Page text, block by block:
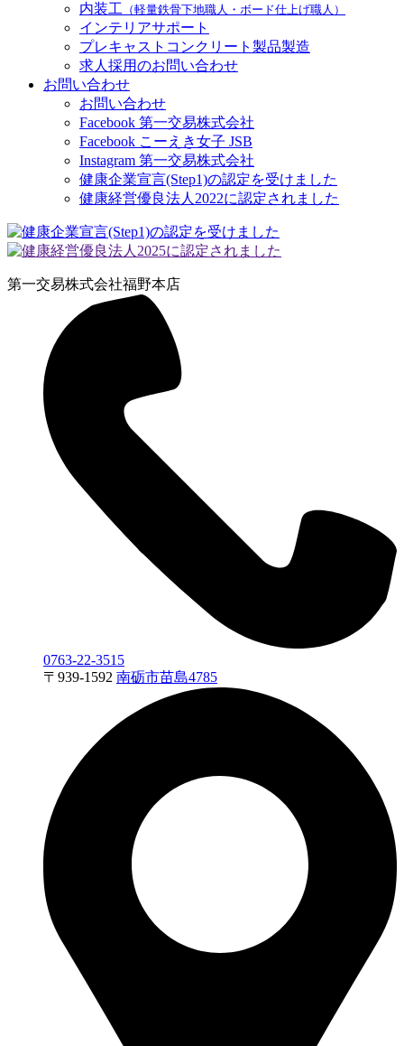
内装工 （軽量鉄骨下地職人・ボード仕上げ職人）
インテリアサポート
プレキャストコンクリート製品製造
求人採用のお問い合わせ
お問い合わせ
お問い合わせ
Facebook 第一交易株式会社
Facebook こーえき女子 JSB
Instagram 第一交易株式会社
健康企業宣言(Step1)の認定を受けました
健康経営優良法人2022に認定されました
第一交易株式会社福野本店
0763-22-3515
〒 939-1592 南砺市苗島4785